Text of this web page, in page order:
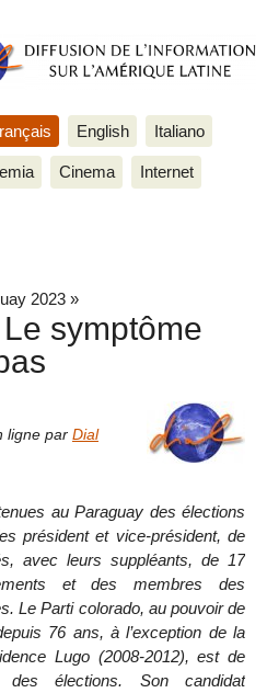
English Italiano
Cinema Internet
2023 »
symptôme
ligne par Dial
au Paraguay des élections
président et vice-président, de
avec leurs suppléants, de 17
et des membres des
Le Parti colorado, au pouvoir de
76 ans, à l’exception de la
Lugo (2008-2012), est de
des élections. Son candidat